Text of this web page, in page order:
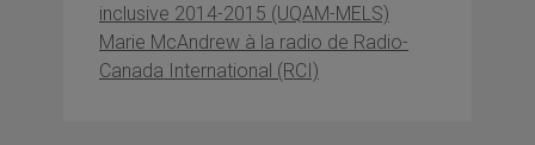
inclusive 2014-2015 (UQAM-MELS)
Marie McAndrew à la radio de Radio-
Canada International (RCI)